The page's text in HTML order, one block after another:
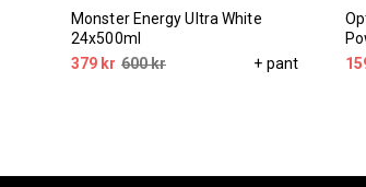
Monster Energy Ultra White
24x500ml
379 kr 600 kr + pant